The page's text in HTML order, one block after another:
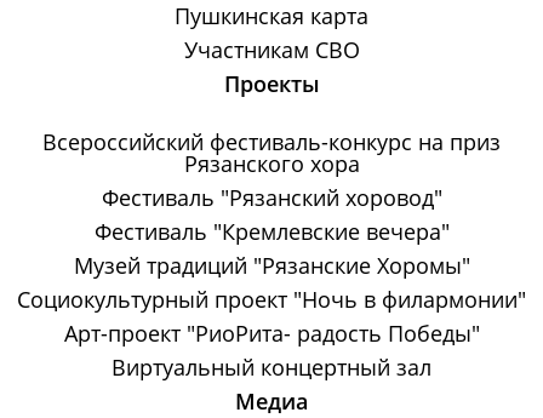
Пушкинская карта
Участникам СВО
Проекты
Всероссийский фестиваль-конкурс на приз
Рязанского хора
Фестиваль "Рязанский хоровод"
Фестиваль "Кремлевские вечера"
Музей традиций "Рязанские Хоромы"
Социокультурный проект "Ночь в филармонии"
Арт-проект "РиоРита- радость Победы"
Виртуальный концертный зал
Медиа